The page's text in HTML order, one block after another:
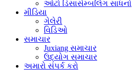
ઓટો ડિસાસેમ્બલિંગ સાધનો
મીડિયા
ગેલેરી
વિડિઓ
સમાચાર
Juxiang સમાચાર
ઉદ્યોગ સમાચાર
અમારો સંપર્ક કરો